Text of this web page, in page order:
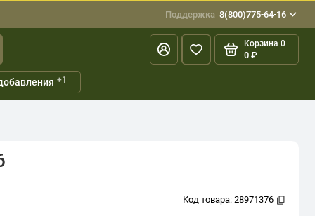
Поддержка 8(800)775-64-16
Корзина 0
0 ₽
+1
Код товара: 28971376